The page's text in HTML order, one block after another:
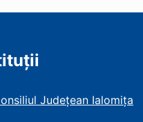
Județean Ialomița